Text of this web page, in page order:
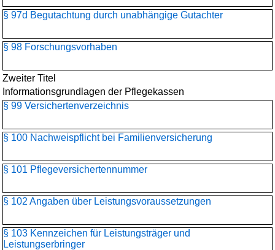
§ 97d Begutachtung durch unabhängige Gutachter
§ 98 Forschungsvorhaben
Zweiter Titel
Informationsgrundlagen der Pflegekassen
§ 99 Versichertenverzeichnis
§ 100 Nachweispflicht bei Familienversicherung
§ 101 Pflegeversichertennummer
§ 102 Angaben über Leistungsvoraussetzungen
§ 103 Kennzeichen für Leistungsträger und
Leistungserbringer